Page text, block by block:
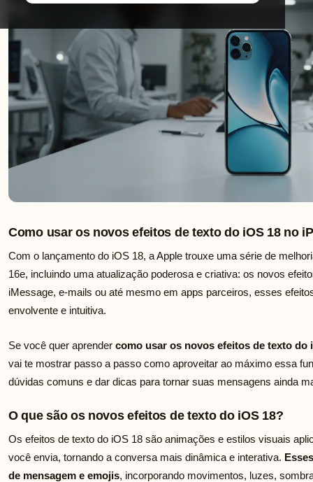
Como usar os novos efeitos de texto do iOS 18 no
Com o lançamento do iOS 18, a Apple trouxe uma série de
16e, incluindo uma atualização poderosa e criativa: os novos
iMessage, e-mails ou até mesmo em apps parceiros, esses
envolvente e intuitiva.
Se você quer aprender como usar os novos efeitos de texto do
vai te mostrar passo a passo como aproveitar ao máximo essa
dúvidas comuns e dar dicas para tornar suas mensagens ainda
O que são os novos efeitos de texto do iOS 18?
Os efeitos de texto do iOS 18 são animações e estilos visuais
você envia, tornando a conversa mais dinâmica e interativa.
de mensagem e emojis, incorporando movimentos, luzes,